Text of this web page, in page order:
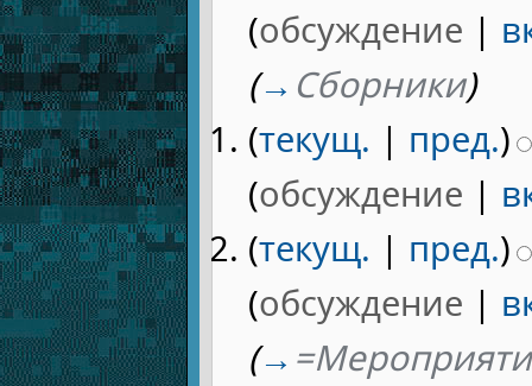
(обсуждение |
(→ Сборники)
(текущ. | пред.)
(обсуждение |
(текущ. | пред.)
(обсуждение |
(→